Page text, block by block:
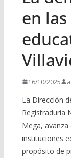
en
16/10/2025
La Dirección
Registraduría
Mega,
instituciones
propósito de